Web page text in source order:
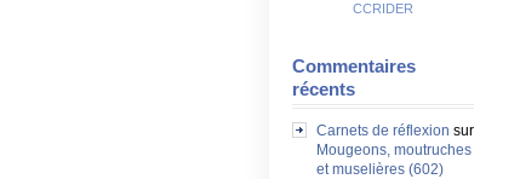
CCRIDER
Commentaires
récents
Carnets de réflexion sur
Mougeons, moutruches
et muselières (602)